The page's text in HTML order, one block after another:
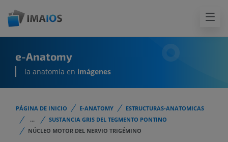
e-Anatomy
la anatomía en imágenes
PÁGINA DE INICIO E-ANATOMY
ESTRUCTURAS-ANATOMICAS
...
SUSTANCIA GRIS DEL TEGMENTO PONTINO
NÚCLEO MOTOR DEL NERVIO TRIGÉMINO